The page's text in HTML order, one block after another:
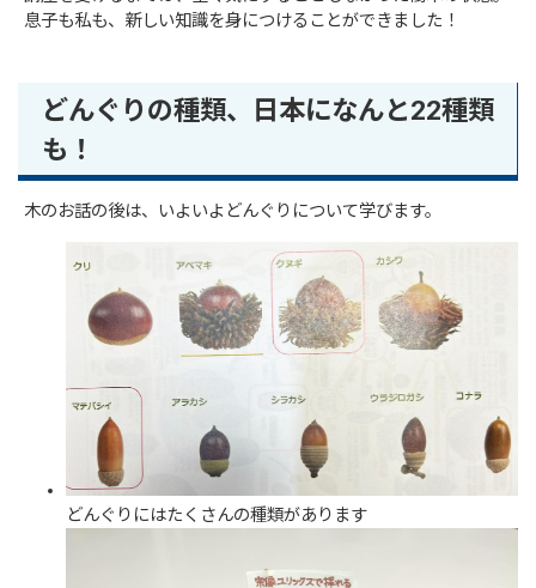
息子も私も、新しい知識を身につけることができました！
どんぐりの種類、日本になんと22種類
も！
木のお話の後は、いよいよどんぐりについて学びます。
どんぐりにはたくさんの種類があります